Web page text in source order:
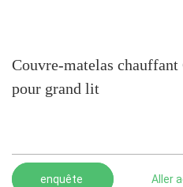
Couvre-matelas
pour grand lit
enquête Aller